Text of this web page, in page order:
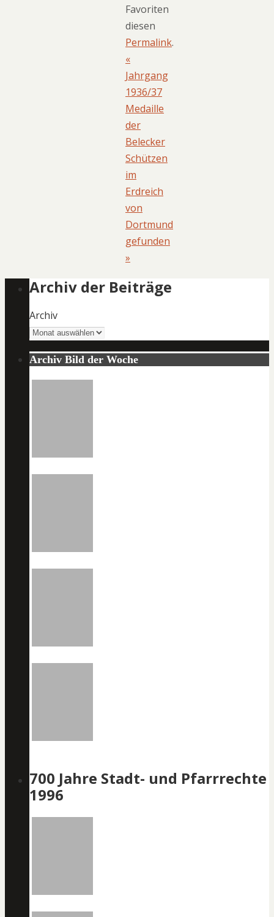
Favoriten
diesen
Permalink.
«
Jahrgang
1936/37
Medaille
der
Belecker
Schützen
im
Erdreich
von
Dortmund
gefunden
»
Archiv der Beiträge
Archiv
Archiv Bild der Woche
700 Jahre Stadt- und Pfarrrechte
1996